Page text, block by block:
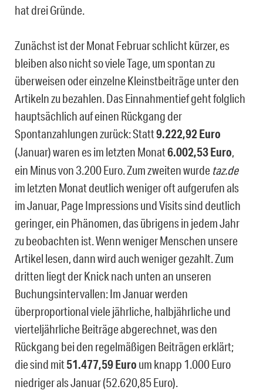
hat drei Gründe.
Zunächst ist der Monat Februar schlicht kürzer, es
bleiben also nicht so viele Tage, um spontan zu
überweisen oder einzelne Kleinstbeiträge unter den
Artikeln zu bezahlen. Das Einnahmentief geht folglich
hauptsächlich auf einen Rückgang der
Spontanzahlungen zurück: Statt9.222,92 Euro
(Januar) waren es im letzten Monat6.002,53 Euro,
ein Minus von 3.200 Euro. Zum zweiten wurde taz.de
im letzten Monat deutlich weniger oft aufgerufen als
im Januar, Page Impressions und Visits sind deutlich
geringer, ein Phänomen, das übrigens in jedem Jahr
zu beobachten ist. Wenn weniger Menschen unsere
Artikel lesen, dann wird auch weniger gezahlt. Zum
dritten liegt der Knick nach unten an unseren
Buchungsintervallen: Im Januar werden
überproportional viele jährliche, halbjährliche und
vierteljährliche Beiträge abgerechnet, was den
Rückgang bei den regelmäßigen Beiträgen erklärt;
die sind mit51.477,59 Euro um knapp 1.000 Euro
niedriger als Januar (52.620,85 Euro).